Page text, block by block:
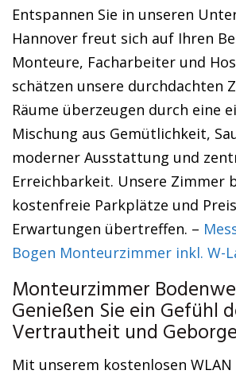
Entspannen Sie in unseren
Hannover freut sich auf Ihren
Monteure, Facharbeiter und
schätzen unsere durchdachten
Räume überzeugen durch eine
Mischung aus Gemütlichkeit,
moderner Ausstattung und
Erreichbarkeit. Unsere Zimmer
kostenfreie Parkplätze und
Erwartungen übertreffen. –
Bogen Monteurzimmer inkl. W-
Monteurzimmer
Genießen Sie ein Gefühl
Vertrautheit und
Mit unserem kostenlosen